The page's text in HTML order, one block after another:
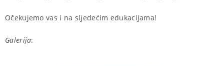
Očekujemo vas i na sljedećim edukacijama!
Galerija: